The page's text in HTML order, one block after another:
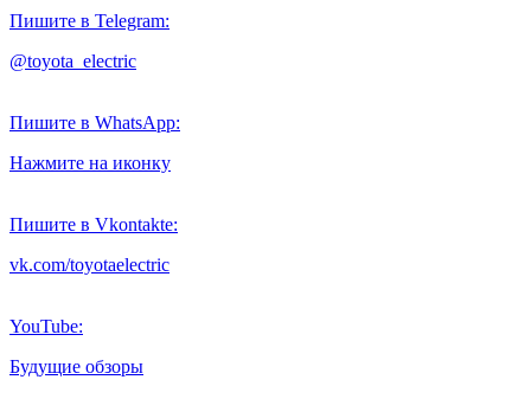
Пишите в Telegram:
@toyota_electric
Пишите в WhatsApp:
Нажмите на иконку
Пишите в Vkontakte:
vk.com/toyotaelectric
YouTube:
Будущие обзоры